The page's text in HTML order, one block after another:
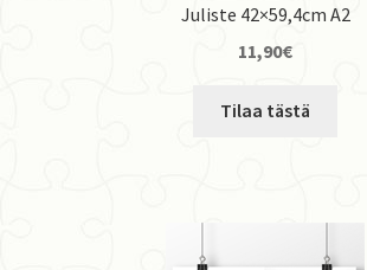
Juliste 42×59,4cm A2
11,90€
Tilaa tästä